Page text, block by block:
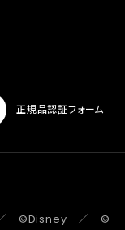
正規品認証フォーム
／ ©Disney ／ ©